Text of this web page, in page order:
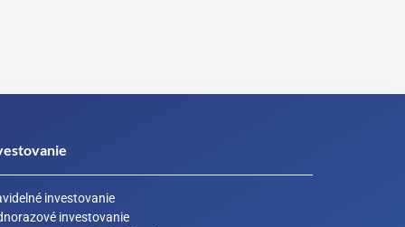
investovanie
investovanie